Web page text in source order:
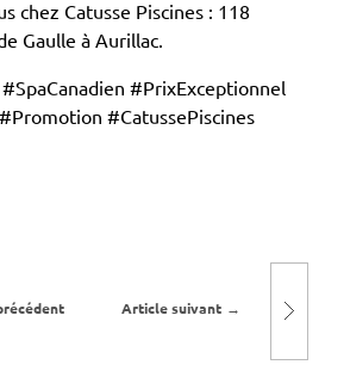
chez Catusse Piscines : 118
Gaulle à Aurillac.
#PrixExceptionnel
#CatussePiscines
Article suivant